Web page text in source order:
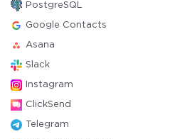
PostgreSQL
Google Contacts
Asana
Slack
Instagram
ClickSend
Telegram